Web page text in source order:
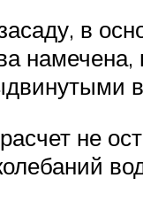
в
не